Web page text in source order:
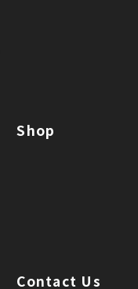
Shop
Contact Us